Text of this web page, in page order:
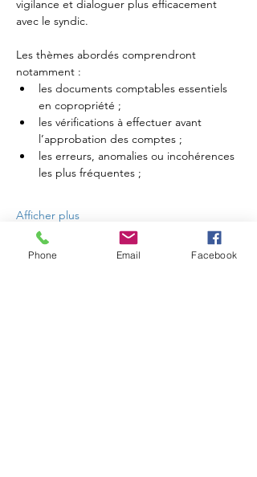
vigilance et dialoguer plus efficacement
avec le syndic.
Les thèmes abordés comprendront
notamment :
les documents comptables essentiels
en copropriété ;
les vérifications à effectuer avant
l’approbation des comptes ;
les erreurs, anomalies ou incohérences
les plus fréquentes ;
Afficher plus
RSVP
Phone Email Facebook